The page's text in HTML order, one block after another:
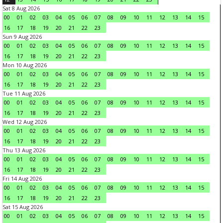
Sat 8 Aug 2026
00
01 02 03 04 05 06 07 08 09 10 11 12 13 14
15
16
17 18 19 20 21 22
23
Sun 9 Aug 2026
00
01 02 03 04 05 06 07 08 09 10 11 12 13 14
15
16
17 18 19 20 21 22
23
Mon 10 Aug 2026
00
01 02 03 04 05 06 07 08 09 10 11 12 13 14
15
16
17 18 19 20 21 22
23
Tue 11 Aug 2026
00
01 02 03 04 05 06 07 08 09 10 11 12 13 14
15
16
17 18 19 20 21 22
23
Wed 12 Aug 2026
00
01 02 03 04 05 06 07 08 09 10 11 12 13 14
15
16
17 18 19 20 21 22
23
Thu 13 Aug 2026
00
01 02 03 04 05 06 07 08 09 10 11 12 13 14
15
16
17 18 19 20 21 22
23
Fri 14 Aug 2026
00
01 02 03 04 05 06 07 08 09 10 11 12 13 14
15
16
17 18 19 20 21 22
23
Sat 15 Aug 2026
00
01 02 03 04 05 06 07 08 09 10 11 12 13 14
15